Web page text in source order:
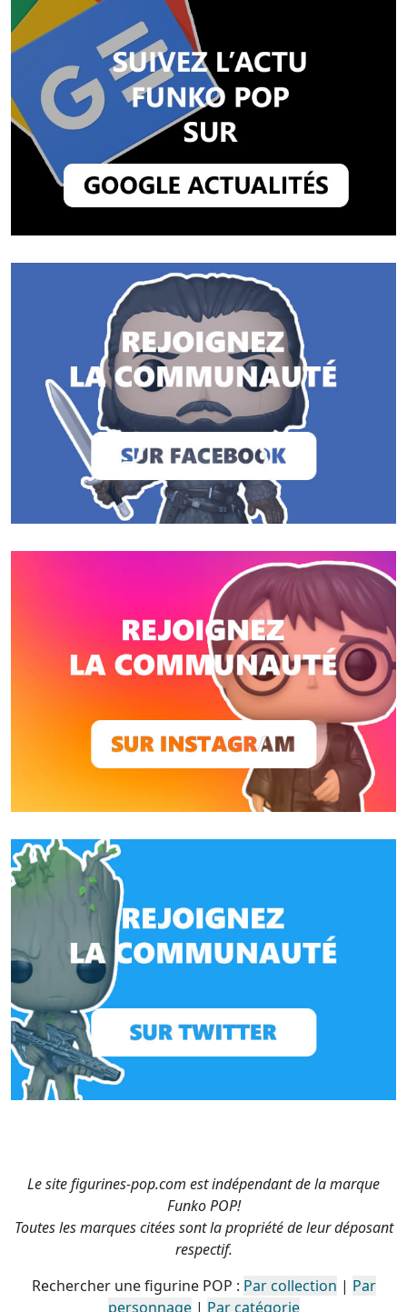
Le site figurines-pop.com est indépendant de la marque
Funko POP!
Toutes les marques citées sont la propriété de leur déposant
respectif.
Rechercher une figurine POP : Par collection | Par
personnage| Par catégorie